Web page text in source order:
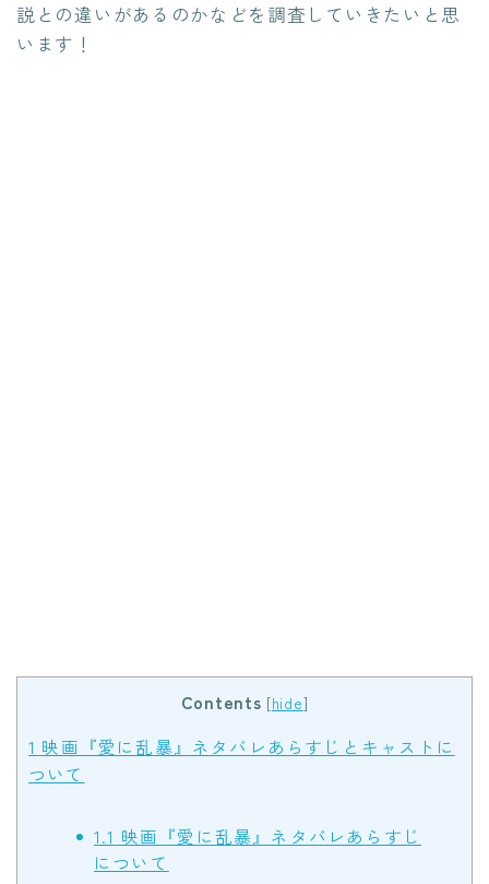
説との違いがあるのかなどを調査していきたいと思
います！
Contents [hide]
1 映画『愛に乱暴』ネタバレあらすじとキャストに
ついて
1.1 映画『愛に乱暴』ネタバレあらすじ
について